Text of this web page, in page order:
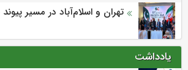
تهران و اسلام‌آباد در مسیر پیوند
یادداشت